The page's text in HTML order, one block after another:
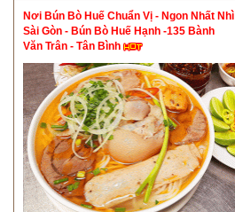
Nơi Bún Bò Huế Chuẩn Vị - Ngon Nhất Nhì
Sài Gòn - Bún Bò Huế Hạnh -135 Bành
Văn Trân - Tân Bình